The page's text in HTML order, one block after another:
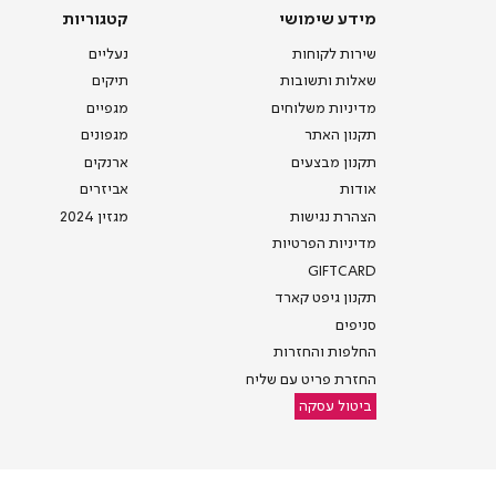
מידע
מידע שימושי
שירות לקוחות
שאלות ותשובות
מדיניות משלוחים
תקנון האתר
תקנון מבצעים
אודות
הצהרת נגישות
מדיניות הפרטיות
GIFTCARD
תקנון גיפט קארד
סניפים
החלפות והחזרות
החזרת פריט עם שליח
ביטול עסקה
קטגוריות
קטגוריות
נעליים
תיקים
מגפיים
מגפונים
ארנקים
אביזרים
מגזין 2024